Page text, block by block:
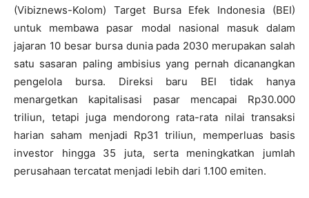
(Vibiznews-Kolom) Target Bursa Efek Indonesia (BEI)
untuk membawa pasar modal nasional masuk dalam
jajaran 10 besar bursa dunia pada 2030 merupakan salah
satu sasaran paling ambisius yang pernah dicanangkan
pengelola bursa. Direksi baru BEI tidak hanya
menargetkan kapitalisasi pasar mencapai Rp30.000
triliun, tetapi juga mendorong rata-rata nilai transaksi
harian saham menjadi Rp31 triliun, memperluas basis
investor hingga 35 juta, serta meningkatkan jumlah
perusahaan tercatat menjadi lebih dari 1.100 emiten.